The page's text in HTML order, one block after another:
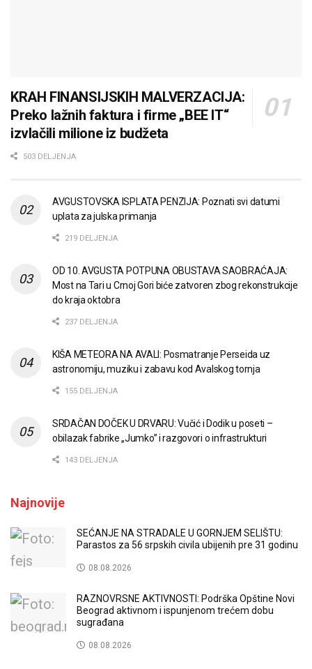
KRAH FINANSIJSKIH MALVERZACIJA:
Preko lažnih faktura i firme „BEE IT“
izvlačili milione iz budžeta
503 DELJENJA
AVGUSTOVSKA ISPLATA PENZIJA: Poznati svi datumi
uplata za julska primanja
219 DELJENJA
OD 10. AVGUSTA POTPUNA OBUSTAVA SAOBRAĆAJA:
Most na Tari u Crnoj Gori biće zatvoren zbog rekonstrukcije
do kraja oktobra
237 DELJENJA
KIŠA METEORA NA AVALI: Posmatranje Perseida uz
astronomiju, muziku i zabavu kod Avalskog tornja
155 DELJENJA
SRDAČAN DOČEK U DRVARU: Vučić i Dodik u poseti –
obilazak fabrike „Jumko” i razgovori o infrastrukturi
143 DELJENJA
Najnovije
SEĆANJE NA STRADALE U GORNJEM SELIŠTU:
Parastos za 56 srpskih civila ubijenih pre 31 godinu
08.08.2026
RAZNOVRSNE AKTIVNOSTI: Podrška Opštine Novi
Beograd aktivnom i ispunjenom trećem dobu
sugrađana
08.08.2026